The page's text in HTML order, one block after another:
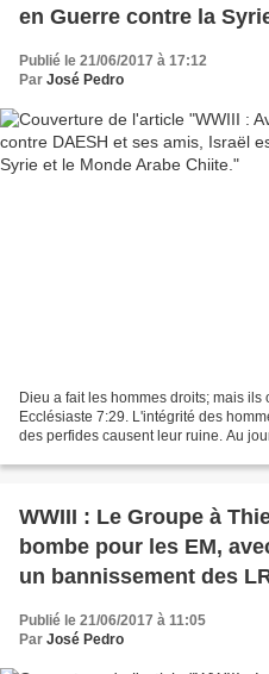
en Guerre contre la
Publié le 21/06/2017 à 17:12
Par José Pedro
Dieu a fait les hommes droits; mais
Ecclésiaste 7:29. L'intégrité des
des perfides causent leur ruine. Au
WWIII : Le Groupe à
bombe pour les EM,
un bannissement des
Publié le 21/06/2017 à 11:05
Par José Pedro